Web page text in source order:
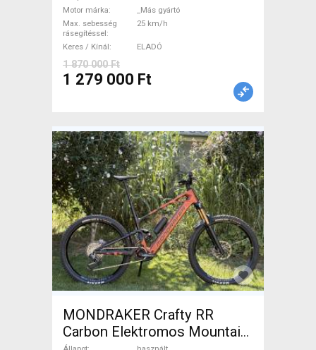
össztelós / fully _Más gyártó
használt ELADÓ
Motor márka
_Más gyártó
Max. sebesség
rásegítéssel
25 km/h
Keres / Kínál ELADÓ
1 870 000 Ft
1 279 000 Ft
MONDRAKER Crafty RR
Carbon Elektromos Mountain